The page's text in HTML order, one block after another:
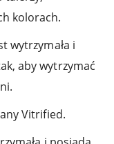
kolorach.
wytrzymała i
aby wytrzymać
Vitrified.